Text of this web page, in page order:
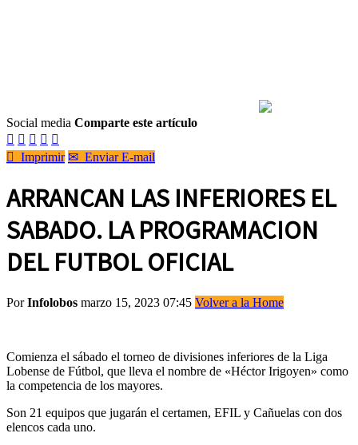
Social media Comparte este artículo
    
 Imprimir ✉ Enviar E-mail
ARRANCAN LAS INFERIORES EL
SABADO. LA PROGRAMACION
DEL FUTBOL OFICIAL
PorInfolobos marzo 15, 2023 07:45 Volver a la Home
Comienza el sábado el torneo de divisiones inferiores de la Liga
Lobense de Fútbol, que lleva el nombre de «Héctor Irigoyen» como
la competencia de los mayores.
Son 21 equipos que jugarán el certamen, EFIL y Cañuelas con dos
elencos cada uno.